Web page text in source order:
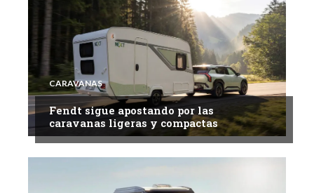
CARAVANAS
Fendt sigue apostando por las
caravanas ligeras y compactas